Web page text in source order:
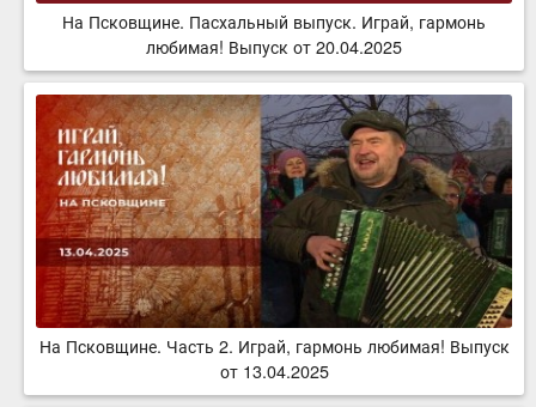
На Псковщине. Пасхальный выпуск. Играй, гармонь
любимая! Выпуск от 20.04.2025
На Псковщине. Часть 2. Играй, гармонь любимая! Выпуск
от 13.04.2025